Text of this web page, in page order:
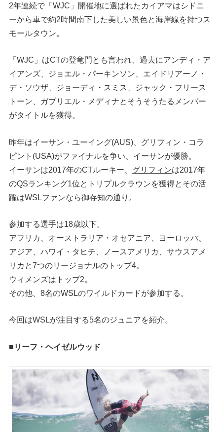
2年連続で「WJC」開催地に選ばれたカイアマはシドニ
ーから車で約2時間南下した美しい景色と海岸線を持つス
モールタウン。
「WJC」はCTの登竜門とも言われ、過去にアンディ・ア
イアンズ、ジョエル・パーキンソン、エイドリアーノ・
デ・ソウザ、ジョーディ・スミス、ジャック・フリース
トーン、ガブリエル・メディナとそうそうたるメンバー
がタイトルを獲得。
昨年はイーサン・ユーイング(AUS)、グリフィン・コラ
ピント(USA)がファイナルを争い、イーサンが優勝。
イーサンは2017年のCTルーキー、 グリフィンは2017年
のQSランキング1位とトリプルクラウンを獲得とその活
躍はWSLファンなら御存知の通り。
参加する選手は18歳以下。
アフリカ、オーストラリア・オセアニア、ヨーロッパ、
アジア、ハワイ・タヒチ、ノースアメリカ、サウスアメ
リカと7つのリージョナルのトップ4。
ウィメンズはトップ2。
その他、8名のWSLのワイルドカードが参加する。
今回はWSLが注目する5名のジュニアを紹介。
■リーフ・ヘイゼルウッド
イベント・リリース
FOLLOW US ON